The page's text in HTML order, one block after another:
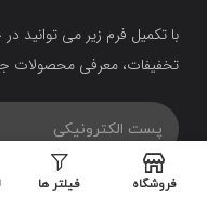
با تکمیل فرم زیر می توانید
تخفیفات، معرفی محصولات
فروشگاه فیلتر ها